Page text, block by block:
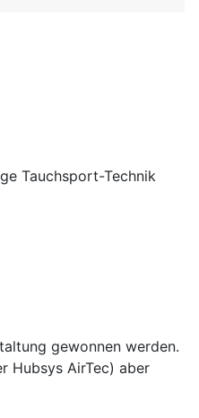
Tauchsport-Technik
gewonnen werden.
Hubsys AirTec) aber